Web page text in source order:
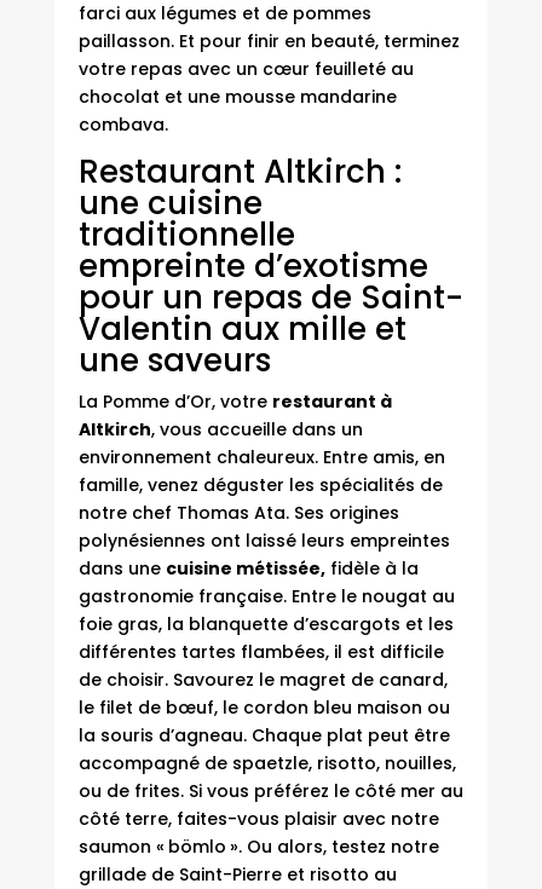
farci aux légumes et de pommes
paillasson. Et pour finir en beauté, terminez
votre repas avec un cœur feuilleté au
chocolat et une mousse mandarine
combava.
Restaurant Altkirch :
une cuisine
traditionnelle
empreinte d’exotisme
pour un repas de Saint-
Valentin aux mille et
une saveurs
La Pomme d’Or, votre restaurant à
Altkirch, vous accueille dans un
environnement chaleureux. Entre amis, en
famille, venez déguster les spécialités de
notre chef Thomas Ata. Ses origines
polynésiennes ont laissé leurs empreintes
dans une cuisine métissée,fidèle à la
gastronomie française. Entre le nougat au
foie gras, la blanquette d’escargots et les
différentes tartes flambées, il est difficile
de choisir. Savourez le magret de canard,
le filet de bœuf, le cordon bleu maison ou
la souris d’agneau. Chaque plat peut être
accompagné de spaetzle, risotto, nouilles,
ou de frites. Si vous préférez le côté mer au
côté terre, faites-vous plaisir avec notre
saumon « bömlo ». Ou alors, testez notre
grillade de Saint-Pierre et risotto au